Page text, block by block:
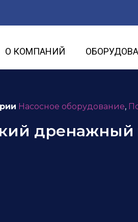
О КОМПАНИЙ
Насосное оборудование,
дренажный